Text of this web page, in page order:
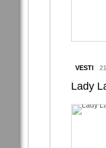
VESTI
Lady